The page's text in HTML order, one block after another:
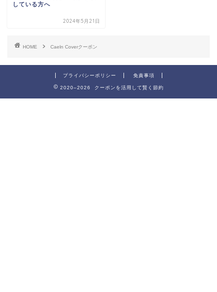
している方へ
2024年5月21日
HOME Caeln Coverクーポン
プライバシーポリシー 免責事項
2020–2026 クーポンを活用して賢く節約